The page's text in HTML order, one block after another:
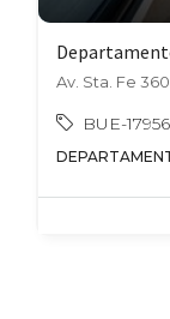
Av. Sta. Fe
BUE-